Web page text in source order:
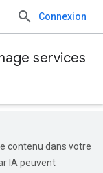
Connexion
services
contenu dans votre
IA peuvent